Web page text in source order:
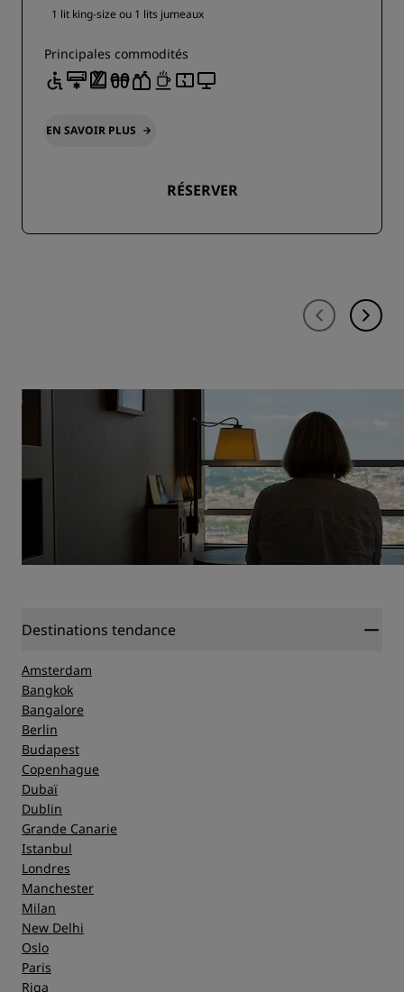
1 lit king-size ou 1 lits jumeaux
Principales commodités
EN SAVOIR PLUS
RÉSERVER
Destinations tendance
Amsterdam
Bangkok
Bangalore
Berlin
Budapest
Copenhague
Dubaï
Dublin
Grande Canarie
Istanbul
Londres
Manchester
Milan
New Delhi
Oslo
Paris
Riga